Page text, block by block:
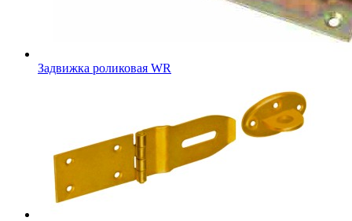
Задвижка роликовая WR